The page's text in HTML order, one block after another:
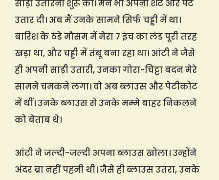
साड़ी उतारनी शुरू की। मैंने भी अपनी शर्ट और पैंट
उतार दी। अब मैं उनके सामने सिर्फ चड्डी में था।
बारिश के ठंडे मौसम में मेरा 7 इंच का लंड पूरी तरह
खड़ा था, और चड्डी में तंबू बना रहा था। आंटी ने जैसे
ही अपनी साड़ी उतारी, उनका गोरा-चिट्टा बदन मेरे
सामने चमकने लगा। वो अब ब्लाउस और पेटीकोट
में थीं। उनके ब्लाउस से उनके मम्मे बाहर निकलने
को बेताब थे।
आंटी ने जल्दी-जल्दी अपना ब्लाउस खोला। उन्होंने
अंदर ब्रा नहीं पहनी थी। जैसे ही ब्लाउस उतरा, उनके